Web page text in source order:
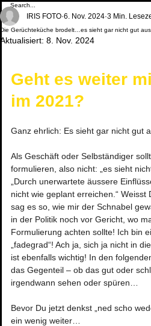
Die Gerüchteküche brodelt…es sieht gar nicht gut
IRIS FOTO 6. Nov. 2024 3 Min.
Aktualisiert: 8. Nov. 2024
Geht es weiter
im 2021?
Ganz ehrlich: Es sieht gar nicht gut
Als Geschäft oder Selbständiger
formulieren, also nicht: „es sieht
„Durch unerwartete äussere
nicht wie geplant erreichen.“
sag es so, wie mir der Schnabel
in der Politik noch vor Gericht, wo
Formulierung achten sollte! Ich bin
„fadegrad“! Ach ja, sich ja nicht in
ist ebenfalls wichtig! In den
das Gegenteil – ob das gut oder
irgendwann sehen oder spüren…
Bevor Du jetzt denkst „ned scho
ein wenig weiter…